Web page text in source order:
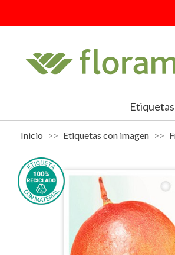
Inicio Etiquetas con imagen